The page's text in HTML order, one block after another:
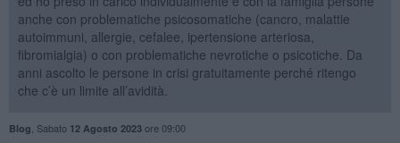
anche con problematiche psicosomatiche (cancro, malattie
autoimmuni, allergie, cefalee, ipertensione arteriosa,
fibromialgia) o con problematiche nevrotiche o psicotiche. Da
anni ascolto le persone in crisi gratuitamente perché ritengo
che c’è un limite all’avidità.
Blog Sabato 12 Agosto 2023ore 09:00